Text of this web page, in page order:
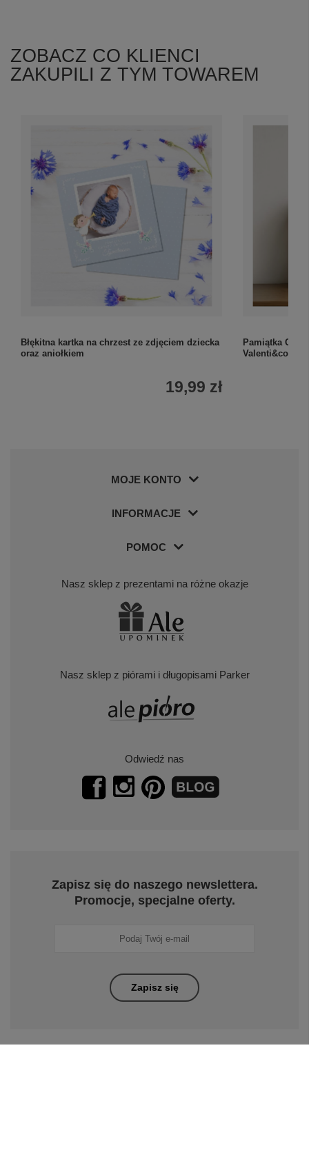
ZOBACZ CO KLIENCI
ZAKUPILI Z TYM TOWAREM
Błękitna kartka na chrzest ze zdjęciem dziecka
oraz aniołkiem
19,99 zł
Pamiątka
Valenti&co
MOJE KONTO
INFORMACJE
POMOC
Nasz sklep z prezentami na różne okazje
Nasz sklep z piórami i długopisami Parker
Odwiedź nas
Zapisz się do naszego newslettera.
Promocje, specjalne oferty.
Zapisz się